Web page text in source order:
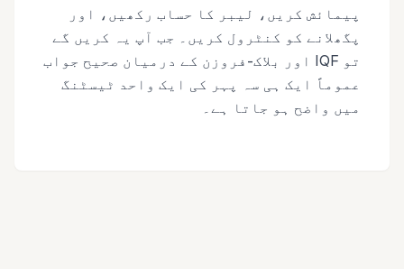
پیمائش کریں، لیبر کا حساب رکھیں، اور
پگھلانے کو کنٹرول کریں۔ جب آپ یہ کریں گے
تو IQF اور بلاک-فروزن کے درمیان صحیح جواب
عموماً ایک ہی سہ پہر کی ایک واحد ٹیسٹنگ
میں واضح ہو جاتا ہے۔